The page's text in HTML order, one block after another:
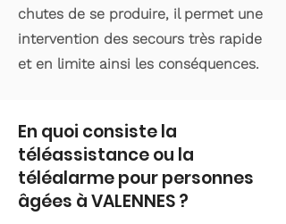
chutes de se produire, il permet une
intervention des secours très rapide
et en limite ainsi les conséquences.
En quoi consiste la
téléassistance ou la
téléalarme pour personnes
âgées à VALENNES ?